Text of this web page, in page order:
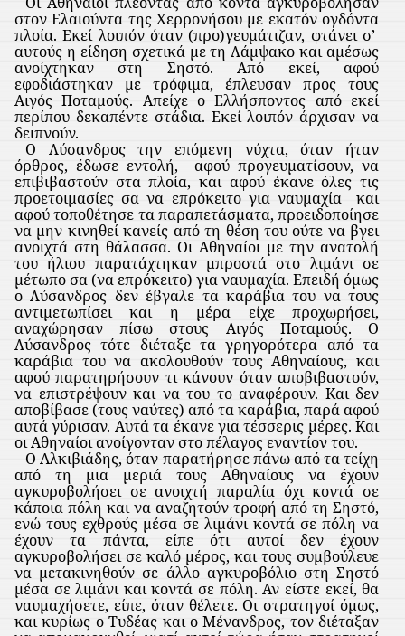
στον Ελαιούντα της Χερρονήσου με εκατόν ογδόντα
πλοία. Εκεί λοιπόν όταν (προ)γευμάτιζαν, φτάνει σ’
αυτούς η είδηση σχετικά με τη Λάμψακο και αμέσως
ανοίχτηκαν στη Σηστό. Από εκεί, αφού
εφοδιάστηκαν με τρόφιμα, έπλευσαν προς τους
Αιγός Ποταμούς. Απείχε ο Ελλήσποντος από εκεί
περίπου δεκαπέντε στάδια. Εκεί λοιπόν άρχισαν να
δειπνούν.
Ο Λύσανδρος την επόμενη νύχτα, όταν ήταν
όρθρος, έδωσε εντολή,
αφού προγευματίσουν, να
επιβιβαστούν στα πλοία, και αφού έκανε όλες τις
προετοιμασίες σα να επρόκειτο για ναυμαχία
και
αφού τοποθέτησε τα παραπετάσματα, προειδοποίησε
να μην κινηθεί κανείς από τη θέση του ούτε να βγει
ανοιχτά στη θάλασσα. Οι Αθηναίοι με την ανατολή
του ήλιου παρατάχτηκαν μπροστά στο λιμάνι σε
μέτωπο σα (να επρόκειτο) για ναυμαχία. Επειδή όμως
ο Λύσανδρος δεν έβγαλε τα καράβια του να τους
αντιμετωπίσει και η μέρα είχε προχωρήσει,
αναχώρησαν πίσω στους Αιγός Ποταμούς. Ο
Λύσανδρος τότε διέταξε τα γρηγορότερα από τα
καράβια του να ακολουθούν τους Αθηναίους, και
αφού παρατηρήσουν τι κάνουν όταν αποβιβαστούν,
να επιστρέψουν και να του το αναφέρουν. Και δεν
αποβίβασε (τους ναύτες) από τα καράβια, παρά αφού
αυτά γύρισαν. Αυτά τα έκανε για τέσσερις μέρες. Και
οι Αθηναίοι ανοίγονταν στο πέλαγος εναντίον του.
Ο Αλκιβιάδης, όταν παρατήρησε πάνω από τα τείχη
από τη μια μεριά τους Αθηναίους να έχουν
αγκυροβολήσει σε ανοιχτή παραλία όχι κοντά σε
κάποια πόλη και να αναζητούν τροφή από τη Σηστό,
ενώ τους εχθρούς μέσα σε λιμάνι κοντά σε πόλη να
έχουν τα πάντα, είπε ότι αυτοί δεν έχουν
αγκυροβολήσει σε καλό μέρος, και τους συμβούλευε
να μετακινηθούν σε άλλο αγκυροβόλιο στη Σηστό
μέσα σε λιμάνι και κοντά σε πόλη. Αν είστε εκεί, θα
ναυμαχήσετε, είπε, όταν θέλετε. Οι στρατηγοί όμως,
και κυρίως ο Τυδέας και ο Μένανδρος, τον διέταξαν